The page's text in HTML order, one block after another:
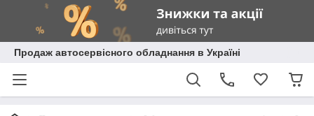
Продаж автосервісного обладнання в Україні